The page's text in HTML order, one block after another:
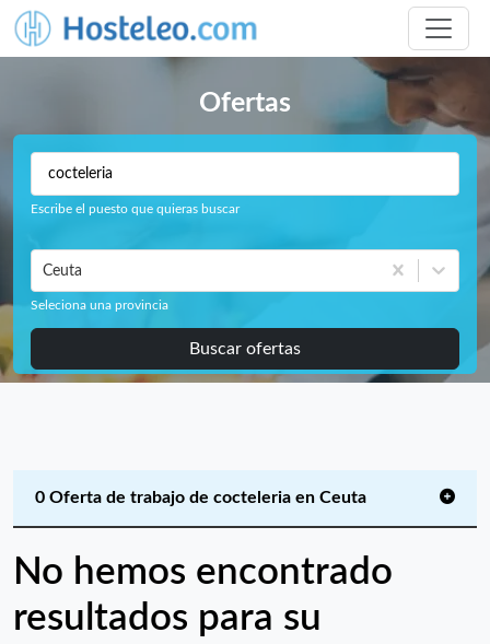
Ofertas
Escribe el puesto que quieras buscar
Ceuta
Seleciona una provincia
Buscar ofertas
0 Oferta de trabajo de cocteleria en Ceuta
No hemos encontrado
resultados para su